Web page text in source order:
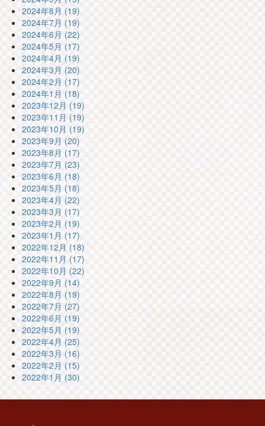
2024年8月 (19)
2024年7月 (19)
2024年6月 (22)
2024年5月 (17)
2024年4月 (19)
2024年3月 (20)
2024年2月 (17)
2024年1月 (18)
2023年12月 (19)
2023年11月 (19)
2023年10月 (19)
2023年9月 (20)
2023年8月 (17)
2023年7月 (23)
2023年6月 (18)
2023年5月 (18)
2023年4月 (22)
2023年3月 (17)
2023年2月 (19)
2023年1月 (17)
2022年12月 (18)
2022年11月 (17)
2022年10月 (22)
2022年9月 (14)
2022年8月 (19)
2022年7月 (27)
2022年6月 (19)
2022年5月 (19)
2022年4月 (25)
2022年3月 (16)
2022年2月 (15)
2022年1月 (30)